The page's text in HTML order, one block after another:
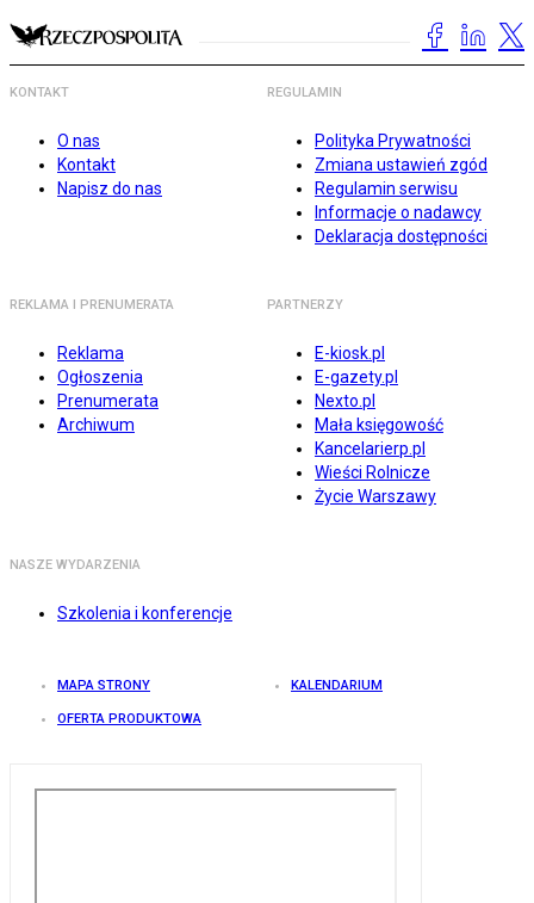
KONTAKT
O nas
Kontakt
Napisz do nas
REGULAMIN
Polityka Prywatności
Zmiana ustawień zgód
Regulamin serwisu
Informacje o nadawcy
Deklaracja dostępności
REKLAMA I PRENUMERATA
Reklama
Ogłoszenia
Prenumerata
Archiwum
PARTNERZY
E-kiosk.pl
E-gazety.pl
Nexto.pl
Mała księgowość
Kancelarierp.pl
Wieści Rolnicze
Życie Warszawy
NASZE WYDARZENIA
Szkolenia i konferencje
MAPA STRONY KALENDARIUM
OFERTA PRODUKTOWA